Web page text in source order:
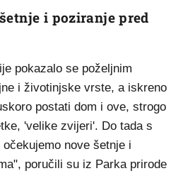
i poziranje pred
pokazalo se poželjnim
i životinjske vrste, a iskreno
postati dom i ove, strogo
'velike zvijeri'. Do tada s
nove šetnje i
poručili su iz Parka prirode